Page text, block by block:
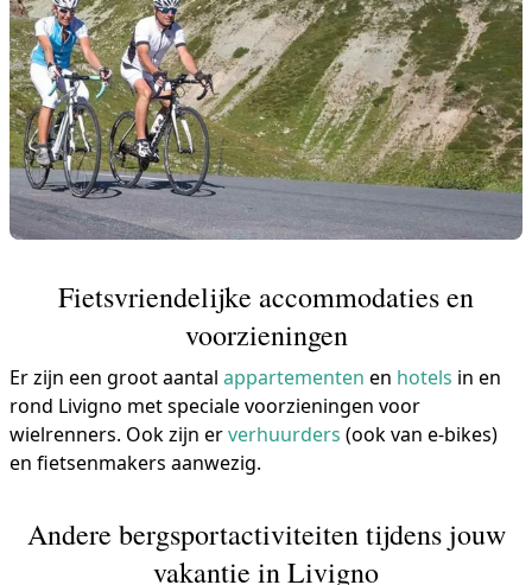
Fietsvriendelijke accommodaties en
voorzieningen
Er zijn een groot aantal appartementen en hotels in en
rond Livigno met speciale voorzieningen voor
wielrenners. Ook zijn erverhuurders (ook van e-bikes)
en fietsenmakers aanwezig.
Andere bergsportactiviteiten tijdens jouw
vakantie in Livigno